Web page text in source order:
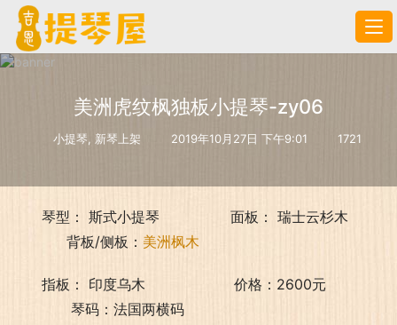
美洲虎纹枫独板小提琴-zy06
小提琴 新琴上架 2019年10月27日 下午9:01 1721
琴型： 斯式小提琴                面板： 瑞士云杉木
背板/侧板： 美洲枫木
指板： 印度乌木                    价格：2600元
琴码：法国两横码